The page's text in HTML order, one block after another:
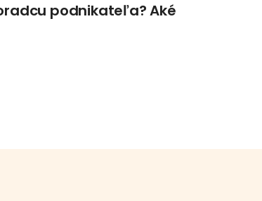
podnikateľa? Aké